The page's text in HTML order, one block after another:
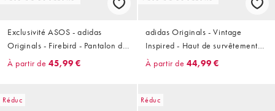
Exclusivité ASOS - adidas
Originals - Firebird - Pantalon de
survêtement ample - Rouge
À partir de 45,99 €
adidas Originals - Vintage
Inspired - Haut de survêtement
à bandes côtelées - Marron
À partir de 44,99 €
Réduc Réduc